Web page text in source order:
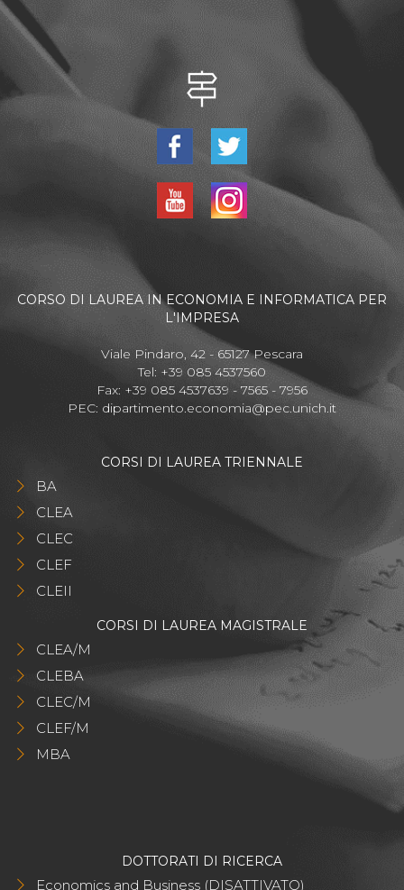
CORSO DI LAUREA IN ECONOMIA E INFORMATICA PER
L'IMPRESA
Viale Pindaro, 42 - 65127 Pescara
Tel: +39 085 4537560
Fax: +39 085 4537639 - 7565 - 7956
PEC: dipartimento.economia@pec.unich.it
CORSI DI LAUREA TRIENNALE
BA
CLEA
CLEC
CLEF
CLEII
CORSI DI LAUREA MAGISTRALE
CLEA/M
CLEBA
CLEC/M
CLEF/M
MBA
DOTTORATI DI RICERCA
Economics and Business (DISATTIVATO)